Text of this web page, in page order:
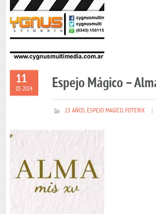
11
05 2024 Espejo Mágico –
15 AÑOS,ESPEJO MAGICO,FOTERIX